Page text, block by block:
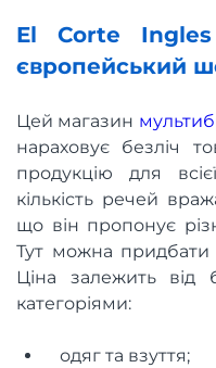
El Corte Ingles
європейський
Цей магазин
нараховує безліч
продукцію для
кількість речей
що він пропонує
Тут можна
Ціна залежить
категоріями:
одяг та взуття;